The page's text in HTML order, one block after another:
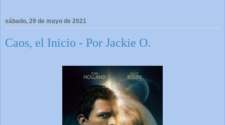
sábado, 29 de mayo de 2021
Caos, el Inicio - Por Jackie O.